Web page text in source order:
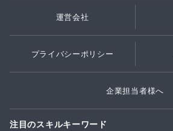
運営会社
プライバシーポリシー
企業担当者様へ
注目のスキルキーワード